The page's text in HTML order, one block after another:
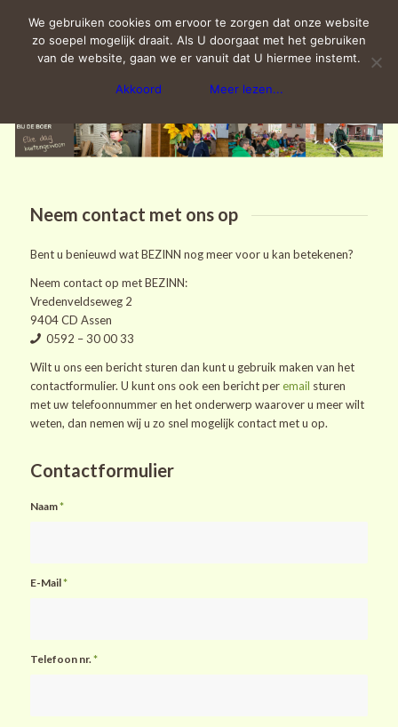
Neem contact met ons op
Bent u benieuwd wat BEZINN nog meer voor u kan betekenen?
Neem contact op met BEZINN:
Vredenveldseweg 2
9404 CD Assen
0592 – 30 00 33
Wilt u ons een bericht sturen dan kunt u gebruik maken van het
contactformulier. U kunt ons ook een bericht peremail sturen
met uw telefoonnummer en het onderwerp waarover u meer wilt
weten, dan nemen wij u zo snel mogelijk contact met u op.
Contactformulier
Naam*
E-Mail*
Telefoon nr. *
We gebruiken cookies om ervoor te zorgen dat onze website
zo soepel mogelijk draait. Als U doorgaat met het gebruiken
van de website, gaan we er vanuit dat U hiermee instemt.
Akkoord Meer lezen...